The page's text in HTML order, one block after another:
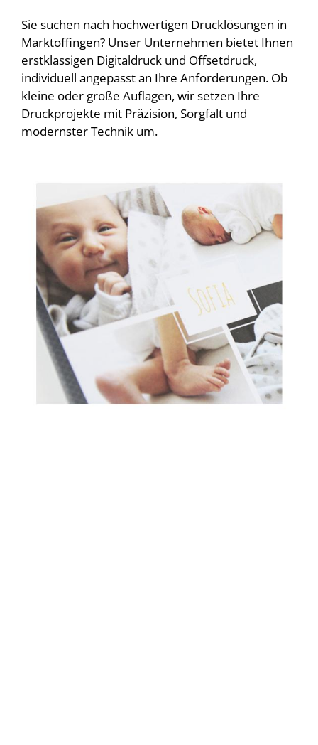
Sie suchen nach hochwertigen Drucklösungen in
Marktoffingen? Unser Unternehmen bietet Ihnen
erstklassigen Digitaldruck und Offsetdruck,
individuell angepasst an Ihre Anforderungen. Ob
kleine oder große Auflagen, wir setzen Ihre
Druckprojekte mit Präzision, Sorgfalt und
modernster Technik um.